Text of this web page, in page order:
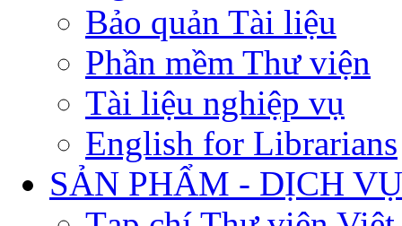
Bảo quản Tài liệu
Phần mềm Thư viện
Tài liệu nghiệp vụ
English for Librarians
SẢN PHẨM - DỊCH VỤ